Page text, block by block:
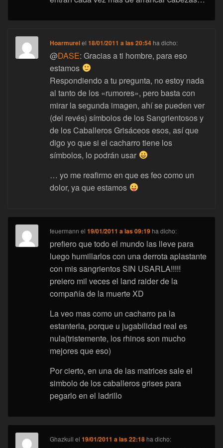
Hoarmurelel18/01/2011 a las 20:54 ha dicho:
@DASE: Gracias a ti hombre, para eso
estamos
Respondiendo a tu pregunta, no estoy nada
al tanto de los «rumores», pero basta con
mirar la segunda imagen, ahí se pueden ver
(del revés) símbolos de los Sangrientosos y
de los Caballeros Grisáceos esos, así que
digo yo que si el cacharro tiene los
símbolos, lo podrán usar
… yo me reafirmo en que es feo como un
dolor, ya que estamos
feuermann el19/01/2011 a las 09:19 ha dicho:
prefiero que todo el mundo las lleve para
luego humillarlos con una derrota aplastante
con mis sangrientos SIN USARLA!!!!!
preiero mil veces el land raider de la
compañía de la muerte XD
La veo mas como un cacharro pa la
estanteria, porque u jugabilidad real es
nula(tristemente, los rhinos son mucho
mejores que eso)
Por cierto, en una de las matrices sale el
simbolo de los caballeros grises para
pegarlo en el ladrillo
Ghazkull el19/01/2011 a las 22:18 ha dicho: